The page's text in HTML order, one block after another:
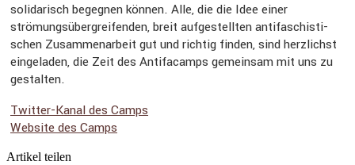
solida­risch begegnen können. Alle, die die Idee einer
strömungs­über­grei­fenden, breit aufge­stellten antifa­schis­ti­
schen Zusam­men­ar­beit gut und richtig finden, sind herzlichst
einge­laden, die Zeit des Antifa­camps gemeinsam mit uns zu
gestalten.
Twitter-Kanal des Camps
Website des Camps
Artikel teilen